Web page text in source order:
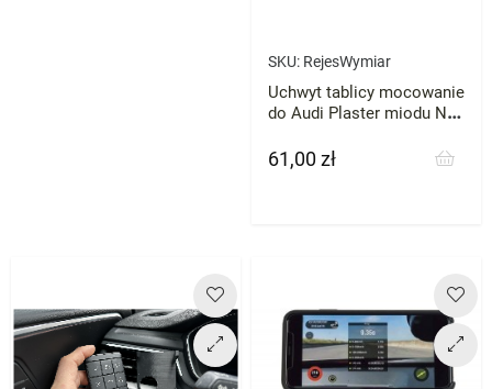
SKU: RejesWymiar
Uchwyt tablicy mocowanie
do Audi Plaster miodu NA
Cena
61,00 zł